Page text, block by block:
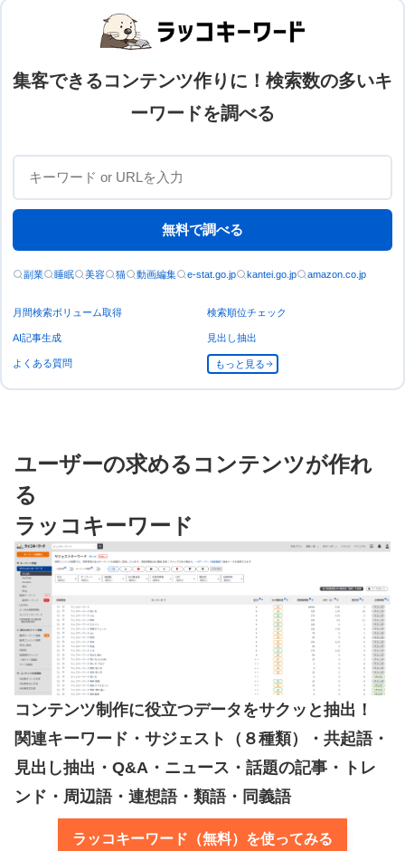
集客できるコンテンツ作りに！検索数の多いキ
ーワードを調べる
無料で調べる
副業 睡眠 美容 猫 動画編集 e-stat.go.jp kantei.go.jp amazon.co.jp
月間検索ボリューム取得 検索順位チェック
AI記事生成 見出し抽出
よくある質問 もっと見る
ユーザーの求めるコンテンツが作れ
る
ラッコキーワード
コンテンツ制作に役立つデータをサクッと抽出！
関連キーワード・サジェスト（８種類）・共起語・
見出し抽出・Q&A・ニュース・話題の記事・トレ
ンド・周辺語・連想語・類語・同義語
ラッコキーワード（無料）を使ってみる